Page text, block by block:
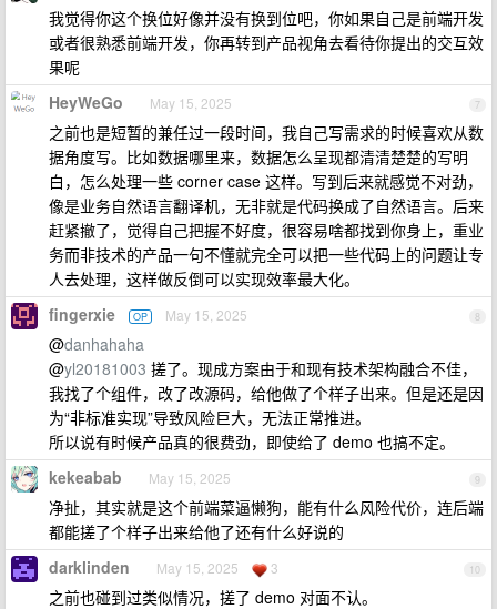
我觉得你这个换位好像并没有换到位吧，你如果自己是前端开发
或者很熟悉前端开发，你再转到产品视角去看待你提出的交互效
果呢
7
HeyWeGo May 15, 2025
之前也是短暂的兼任过一段时间，我自己写需求的时候喜欢从数
据角度写。比如数据哪里来，数据怎么呈现都清清楚楚的写明
白，怎么处理一些 corner case 这样。写到后来就感觉不对劲，
像是业务自然语言翻译机，无非就是代码换成了自然语言。后来
赶紧撤了，觉得自己把握不好度，很容易啥都找到你身上，重业
务而非技术的产品一句不懂就完全可以把一些代码上的问题让专
人去处理，这样做反倒可以实现效率最大化。
8
fingerxie OP May 15, 2025
@danhahaha
@yl20181003 搓了。现成方案由于和现有技术架构融合不佳，
我找了个组件，改了改源码，给他做了个样子出来。但是还是因
为“非标准实现”导致风险巨大，无法正常推进。
所以说有时候产品真的很费劲，即使给了 demo 也搞不定。
9
kekeabab May 15, 2025
净扯，其实就是这个前端菜逼懒狗，能有什么风险代价，连后端
都能搓了个样子出来给他了还有什么好说的
10
darklinden May 15, 2025 3
之前也碰到过类似情况，搓了 demo 对面不认。